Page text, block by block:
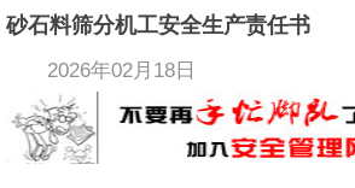
砂石料筛分机工安全生产责任书
2026年02月18日